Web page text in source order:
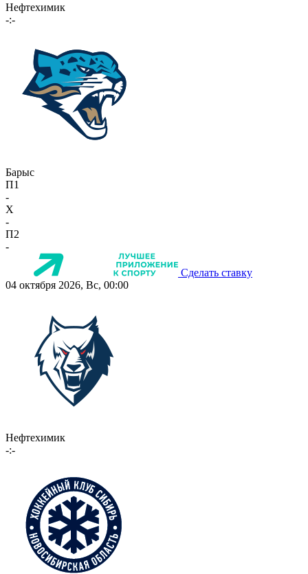
Нефтехимик
-:-
Барыс
П1
-
X
-
П2
-
Сделать ставку
04 октября 2026, Вс, 00:00
Нефтехимик
-:-